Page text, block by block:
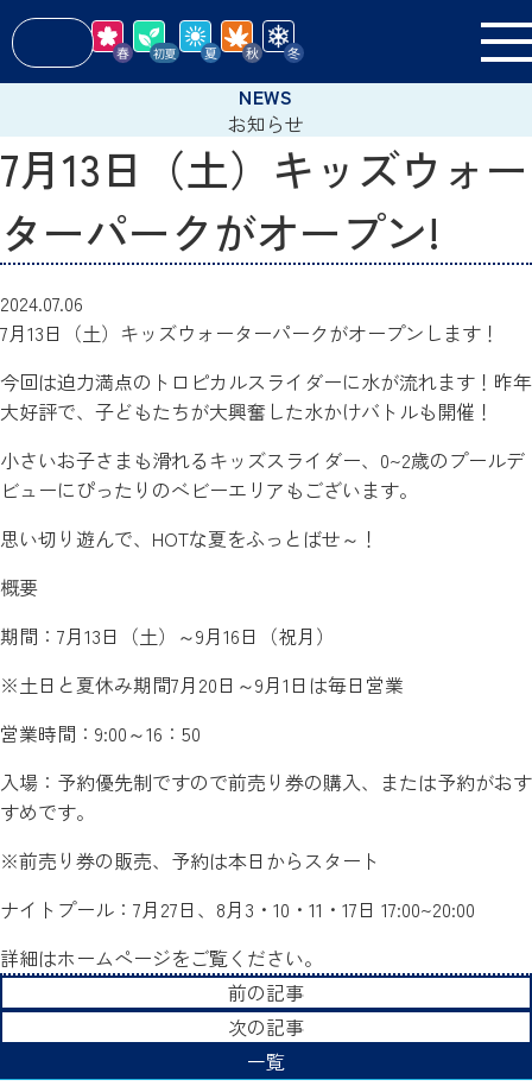
お知らせ
7月13日（土）キッズウォー
ターパークがオープン!
2024.07.06
7月13日（土）キッズウォーターパークがオープンします！
今回は迫力満点のトロピカルスライダーに水が流れます！昨年
大好評で、子どもたちが大興奮した水かけバトルも開催！
小さいお子さまも滑れるキッズスライダー、0~2歳のプールデ
ビューにぴったりのベビーエリアもございます。
思い切り遊んで、HOTな夏をふっとばせ～！
概要
期間：7月13日（土）～9月16日（祝月）
※土日と夏休み期間7月20日～9月1日は毎日営業
営業時間：9:00～16：50
入場：予約優先制ですので前売り券の購入、または予約がおす
すめです。
※前売り券の販売、予約は本日からスタート
ナイトプール：7月27日、8月3・10・11・17日 17:00~20:00
詳細はホームページをご覧ください。
前の記事
次の記事
一覧